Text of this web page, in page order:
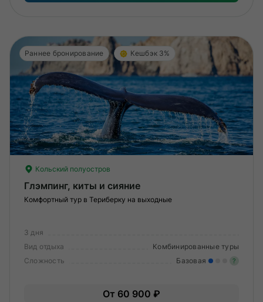
Раннее бронирование Кешбэк 3%
Кольский полуостров
Глэмпинг, киты и сияние
Комфортный тур в Териберку на выходные
3 дня
Вид отдыха
Комбинированные туры
Сложность
Базовая ?
От 60 900 ₽